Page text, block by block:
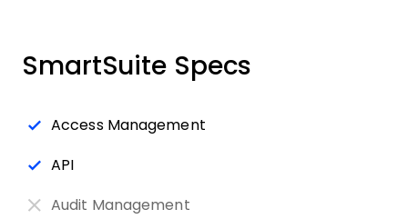
SmartSuite Specs
Access Management
API
Audit Management